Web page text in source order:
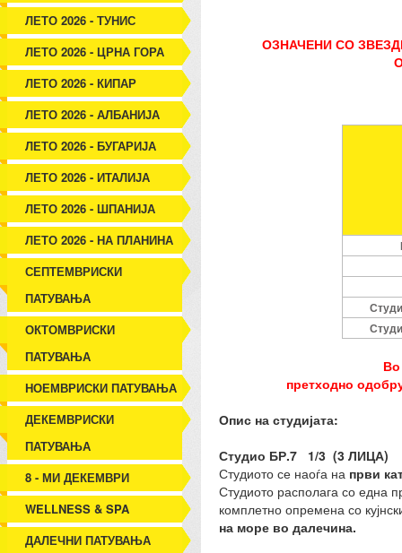
ЛЕТО 2026 - ТУНИС
ЛЕТО 2026 - ЦРНА ГОРА
ЛЕТО 2026 - КИПАР
ЛЕТО 2026 - АЛБАНИЈА
ЛЕТО 2026 - БУГАРИЈА
ЛЕТО 2026 - ИТАЛИЈА
ЛЕТО 2026 - ШПАНИЈА
ЛЕТО 2026 - НА ПЛАНИНА
СЕПТЕМВРИСКИ
ПАТУВАЊА
ОКТОМВРИСКИ
ПАТУВАЊА
НОЕМВРИСКИ ПАТУВАЊА
ДЕКЕМВРИСКИ
ПАТУВАЊА
8 - МИ ДЕКЕМВРИ
WELLNESS & SPA
ДАЛЕЧНИ ПАТУВАЊА
ОЗНАЧЕНИ СО
претходно
Опис на студијата:
Студио БР.7 1/3 (3 ЛИЦА)
Студиото се наоѓа на први
Студиото располага со една
комплетно опремена со
на море во далечина.